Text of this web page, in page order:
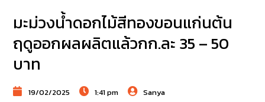
มะม่วงน้ำดอกไม้สีทองขอนแก่นต้น
ฤดูออกผลผลิตแล้วกก.ละ 35 – 50
บาท
19/02/2025 1:41 pm Sanya